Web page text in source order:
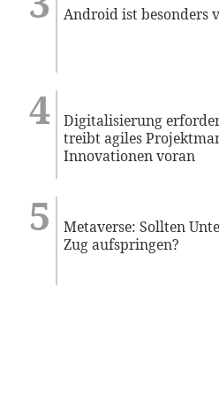
Android ist besonders
Digitalisierung
treibt agiles
Innovationen voran
Metaverse: Sollten
Zug aufspringen?